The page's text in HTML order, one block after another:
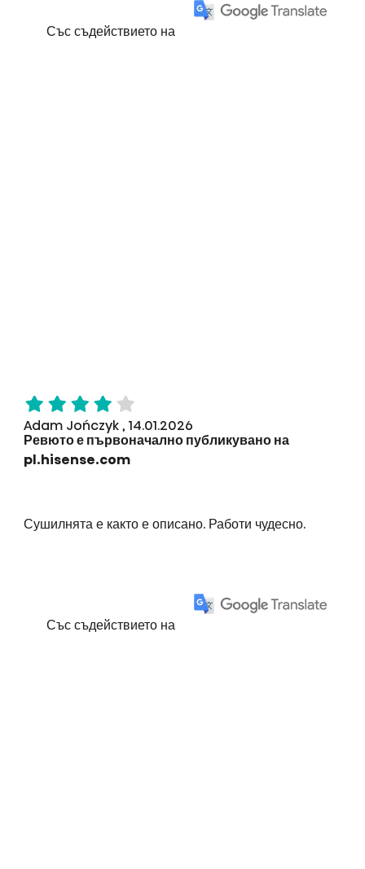
Със съдействието на
Adam Jończyk , 14.01.2026
Ревюто е първоначално публикувано на
pl.hisense.com
Сушилнята е както е описано. Работи чудесно.
Със съдействието на